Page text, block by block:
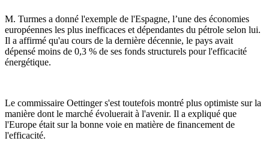
M. Turmes a donné l'exemple de l'Espagne, l’une des économies
européennes les plus inefficaces et dépendantes du pétrole selon lui.
Il a affirmé qu'au cours de la dernière décennie, le pays avait
dépensé moins de 0,3 % de ses fonds structurels pour l'efficacité
énergétique.
Le commissaire Oettinger s'est toutefois montré plus optimiste sur la
manière dont le marché évoluerait à l'avenir. Il a expliqué que
l'Europe était sur la bonne voie en matière de financement de
l'efficacité.